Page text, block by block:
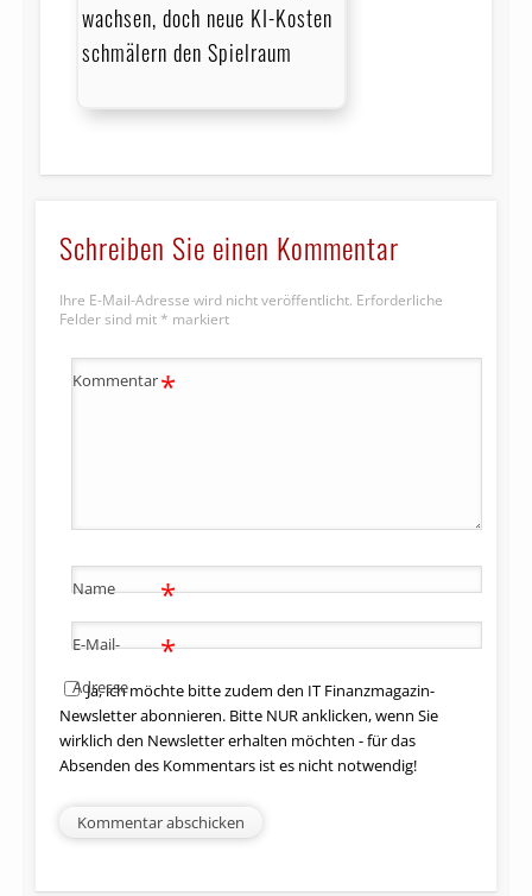
wachsen, doch neue KI-Kosten
schmälern den Spielraum
Schreiben Sie einen Kommentar
Ihre E-Mail-Adresse wird nicht veröffentlicht. Erforderliche
Felder sind mit * markiert
Kommentar*
Name *
E-Mail-
Adresse
*
Ja, ich möchte bitte zudem den IT Finanzmagazin-
Newsletter abonnieren. Bitte NUR anklicken, wenn Sie
wirklich den Newsletter erhalten möchten - für das
Absenden des Kommentars ist es nicht notwendig!